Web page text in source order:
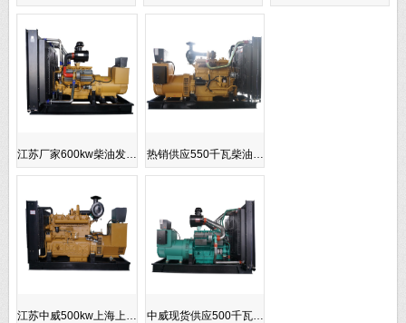
江苏厂家600kw柴油发… 热销供应550千瓦柴油…
江苏中威500kw上海上… 中威现货供应500千瓦…